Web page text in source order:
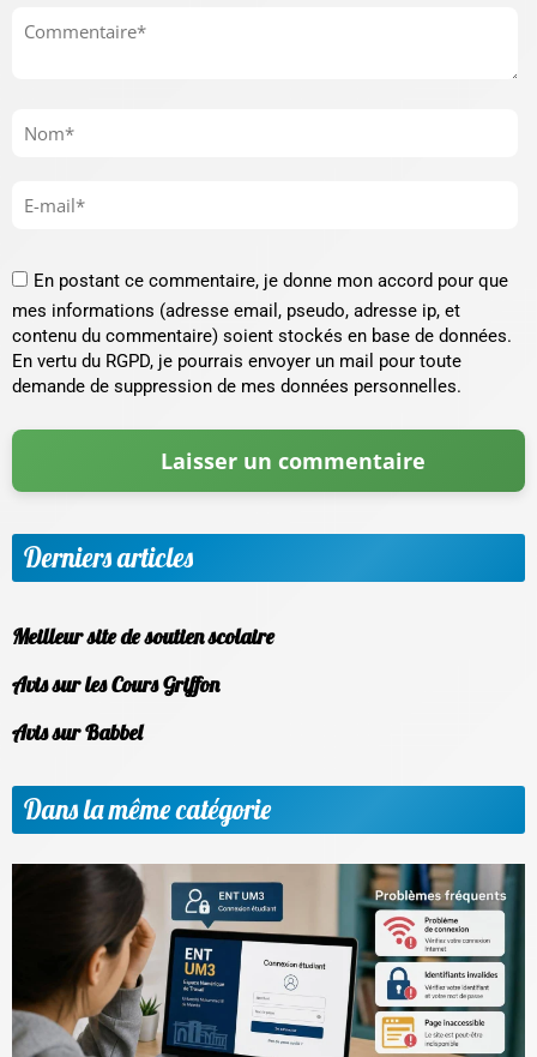
En postant ce commentaire, je donne mon accord pour que
mes informations (adresse email, pseudo, adresse ip, et
contenu du commentaire) soient stockés en base de données.
En vertu du RGPD, je pourrais envoyer un mail pour toute
demande de suppression de mes données personnelles.
Derniers articles
Meilleur site de soutien scolaire
Avis sur les Cours Griffon
Avis sur Babbel
Dans la même catégorie